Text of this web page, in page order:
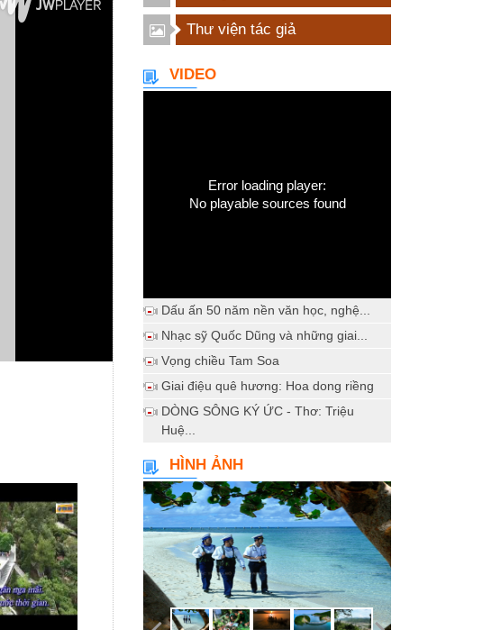
Thư viện tác giả
VIDEO
Error loading player:
No playable sources found
Dấu ấn 50 năm nền văn học, nghệ...
Nhạc sỹ Quốc Dũng và những giai...
Vọng chiều Tam Soa
Giai điệu quê hương: Hoa dong riềng
DÒNG SÔNG KÝ ỨC - Thơ: Triệu
Huệ...
HÌNH ẢNH